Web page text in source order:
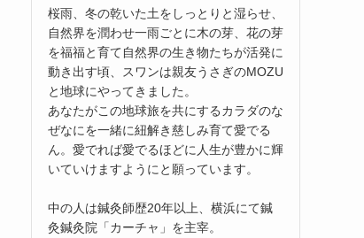
桜雨、冬の乾いた土をしっとりと湿らせ、
自然界を潤わせ一雨ごとに木の芽、花の芽
を福福と育て自然界の生き物たちが活発に
動き出す頃、スワンは親友うさぎのMOZU
と地球にやってきました。
あなたがこの地球旅を共にするカラダのな
ぜなにを一緒に紐解き慈しみ育て愛でる
ん。愛でれば愛でるほどに人生が豊かに輝
いていけますようにと願っています。
中の人は鍼灸師歴20年以上、横浜にて鍼
灸鍼灸院「カーチャ」を主宰。